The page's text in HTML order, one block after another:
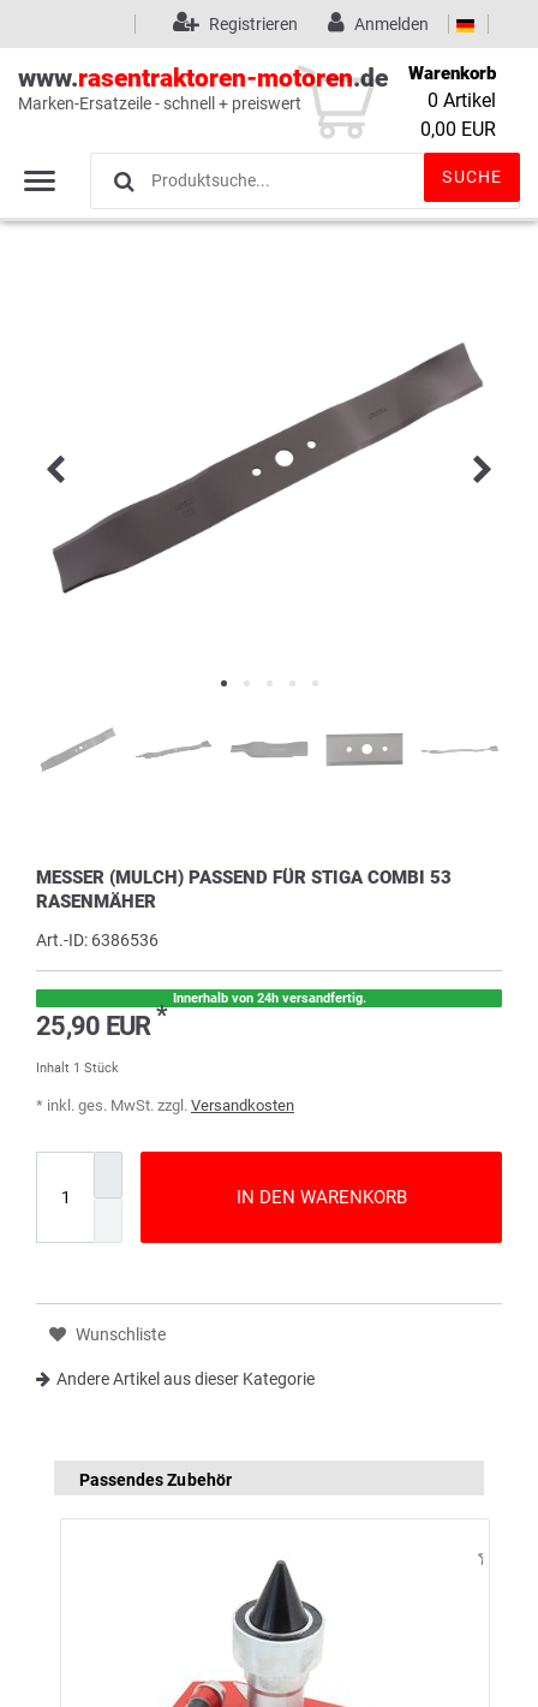
Wunschliste (0)
Anmelden
Registrieren
www.rasentraktoren-motoren.de
Marken-Ersatzeile - schnell + preiswert
SUCHE
Warenkorb
0 Artikel
0,00 EUR
MESSER (MULCH) PASSEND FÜR STIGA COMBI 53
RASENMÄHER
Art.-ID: 6386536
Innerhalb von 24h versandfertig.
25,90 EUR*
Inhalt 1 Stück
* inkl. ges. MwSt. zzgl. Versandkosten
IN DEN WARENKORB
Wunschliste
Andere Artikel aus dieser Kategorie
Passendes Zubehör